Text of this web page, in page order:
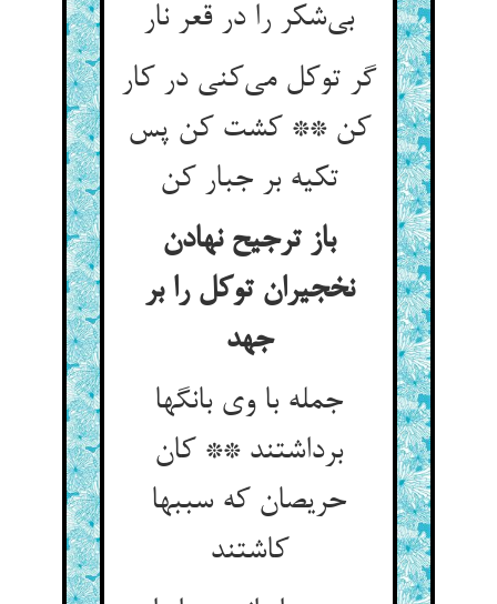
بی‌‌شکر را در قعر نار
گر توکل می‌‌کنی در کار
کن ** کشت کن پس
تکیه بر جبار کن‌‌
باز ترجیح نهادن
نخجیران توکل را بر
جهد
جمله با وی بانگها
برداشتند ** کان
حریصان که سببها
کاشتند